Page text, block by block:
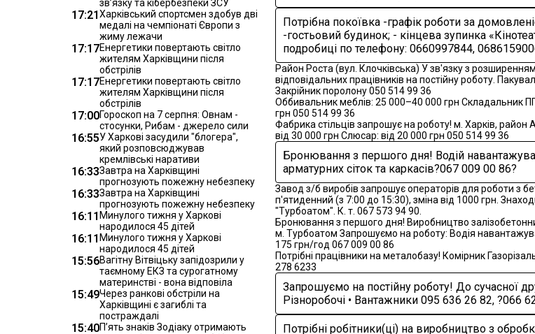
зв’язку та кібербезпеки ЗСУ
17:21Харківський спортсмен здобув дві
медалі на чемпіонаті Європи з
жиму лежачи
17:17Енергетики повертають світло
жителям Харківщини після
обстрілів
17:17Енергетики повертають світло
жителям Харківщини після
обстрілів
17:00Гороскоп на 7 серпня: Овнам -
стосунки, Рибам - джерело сили
16:55У Харкові засудили "блогера",
який розповсюджував
кремлівські наративи
16:33Завтра на Харківщині
прогнозують пожежну небезпеку
16:33Завтра на Харківщині
прогнозують пожежну небезпеку
16:11 Минулого тижня у Харкові
народилося 45 дітей
16:11 Минулого тижня у Харкові
народилося 45 дітей
15:56Вагітну Вітвіцьку запідозрили у
таємному ЕКЗ та сурогатному
материнстві - вона відповіла
15:49Через ранкові обстріли на
Харківщині є загиблі та
постраждалі
15:40П’ять знаків Зодіаку отримають
Потрібна покоївка -графік роботи за
-гостьовий будинок; - кінцева зупинка
подробиці по телефону: 0660997844,
Район Роста (вул. Клочківська) У зв'язку з
відповідальних працівників на постійну роботу.
Закрійник поролону 050 514 99 36
Оббивальник меблів: 25 000–40 000 грн Складальник
грн 050 514 99 36
Фабрика стільців запрошує на роботу! м. Харків,
від 30 000 грн Слюсар: від 20 000 грн 050 514 99 36
Бронювання з першого дня! Водій
арматурних сіток та каркасів?067 009 00 86?
Завод з/б виробів запрошує операторів для роботи з
п'ятиденний (з 7:00 до 15:30), зміна від 1000 грн.
"Турбоатом". К. т. 067 573 94 90.
Бронювання з першого дня! Виробництво
м. Турбоатом Запрошуємо на роботу: Водія
175 грн/год 067 009 00 86
Потрібні працівники на металобазу! Комірник
278 6233
Запрошуємо на постійну роботу! До сучасної
Різноробочі • Вантажники 095 636 26 82, ?066
Потрібні робітники(ці) на виробництво з